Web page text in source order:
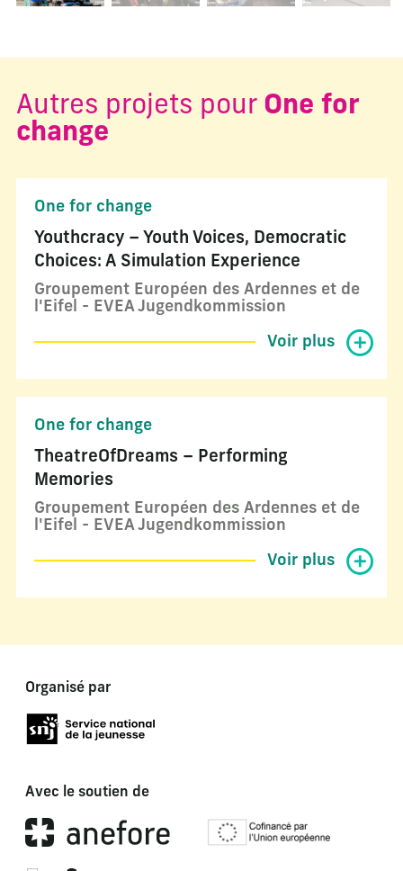
Autres projets pour One for
change
One for change
Youthcracy – Youth Voices, Democratic
Choices: A Simulation Experience
Groupement Européen des Ardennes et de
l'Eifel - EVEA Jugendkommission
Voir plus
One for change
TheatreOfDreams – Performing
Memories
Groupement Européen des Ardennes et de
l'Eifel - EVEA Jugendkommission
Voir plus
Organisé par
Avec le soutien de